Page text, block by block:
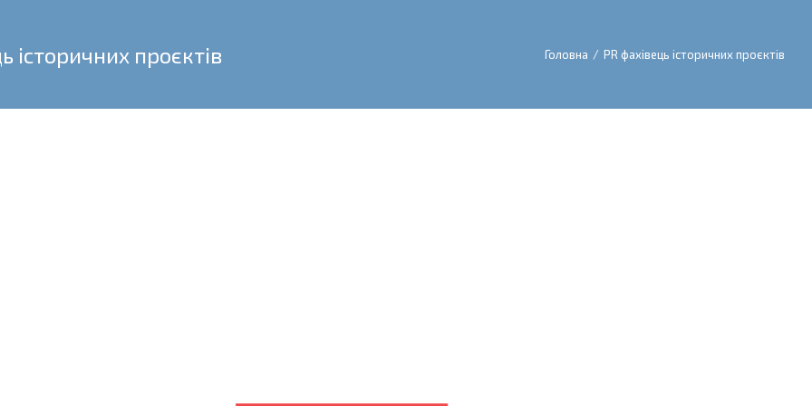
історичних проєктів Головна / PR фахівець історичних проєктів